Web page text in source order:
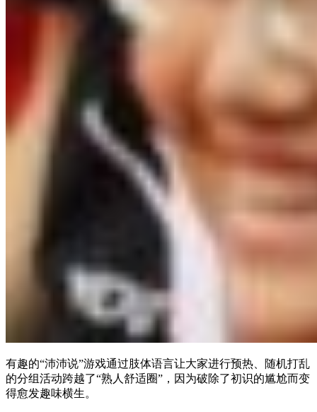
有趣的“沛沛说”游戏通过肢体语言让大家进行预热、随机打乱
的分组活动跨越了“熟人舒适圈”，因为破除了初识的尴尬而变
得愈发趣味横生。